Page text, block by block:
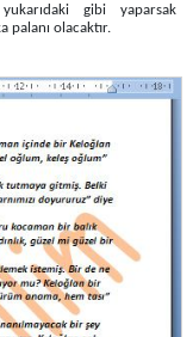
gibi yaparsak
palanı olacaktır.